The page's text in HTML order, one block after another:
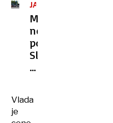
JAVNI
POTNIŠKI
PROMET
Misija
nemogoče:
po
Sloveniji
z
Vlada
je